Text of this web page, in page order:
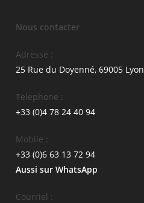
Nous contacter
Adresse :
25 Rue du Doyenné, 69005 Lyon
Telephone :
+33 (0)4 78 24 40 94
Mobile :
+33 (0)6 63 13 72 94
Aussi sur WhatsApp
Courriel :